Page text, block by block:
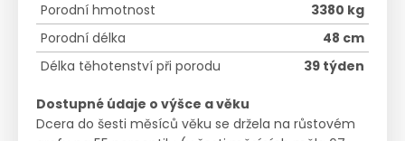
Porodní hmotnost
3380 kg
Porodní délka
48 cm
Délka těhotenství při porodu
39 týden
Dostupné údaje o výšce a věku
Dcera do šesti měsíců věku se držela na růstovém